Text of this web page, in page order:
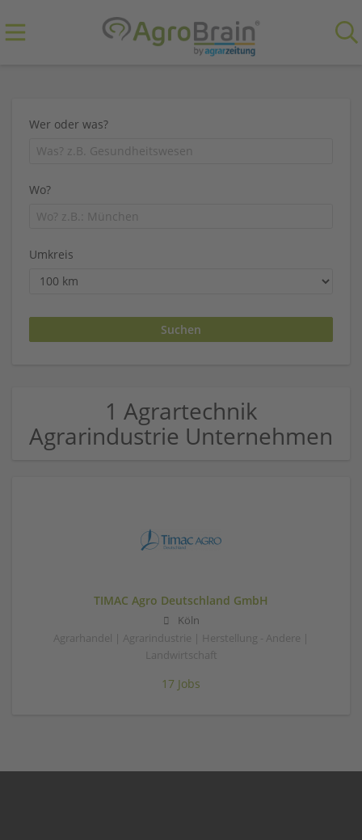
Wer oder was?
Wo?
Umkreis
1 Agrartechnik
Agrarindustrie Unternehmen
TIMAC Agro Deutschland GmbH
Köln
Agrarhandel | Agrarindustrie | Herstellung - Andere |
Landwirtschaft
17 Jobs